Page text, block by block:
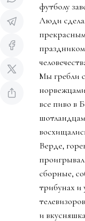
футболу
Люди
праздником
Мы гребли с
все пиво в
Верде,
сборные,
трибунах и
и